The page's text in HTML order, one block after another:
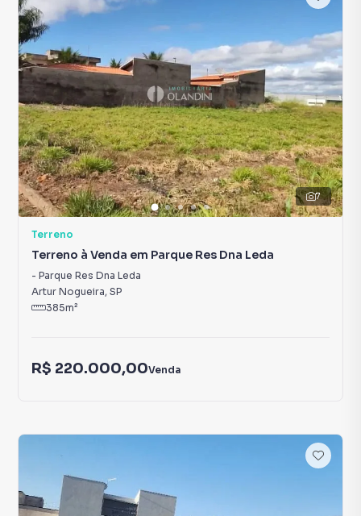
7
Terreno
Terreno à Venda em Parque Res Dna Leda
- Parque Res Dna Leda
Artur Nogueira, SP
385m²
R$ 220.000,00Venda